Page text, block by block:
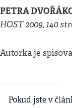
PETRA
HOST 2009, 140
Autorka je
Pokud jste v